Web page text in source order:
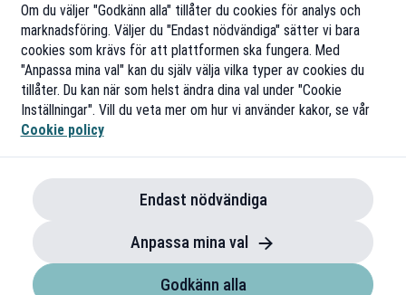
Om du väljer "Godkänn alla" tillåter du cookies för analys och
marknadsföring. Väljer du "Endast nödvändiga" sätter vi bara
cookies som krävs för att plattformen ska fungera. Med
"Anpassa mina val" kan du själv välja vilka typer av cookies du
tillåter. Du kan när som helst ändra dina val under "Cookie
Inställningar". Vill du veta mer om hur vi använder kakor, se vår
Cookie policy
Endast nödvändiga
Anpassa mina val
Godkänn alla